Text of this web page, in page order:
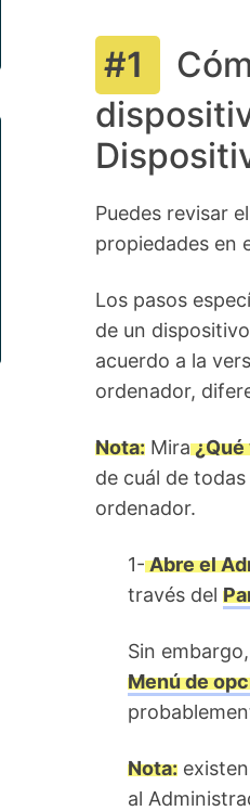
Puedes revisar
propiedades en
Los pasos
de un
acuerdo a la
ordenador,
Nota:Mira¿Qué
de cuál de
ordenador.
1-Abre el
través del
Sin
Menú de
Nota:existen
al